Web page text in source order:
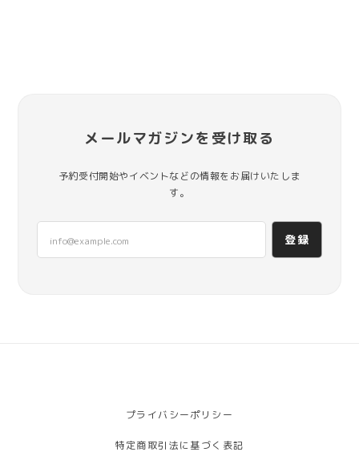
メールマガジンを受け取る
予約受付開始やイベントなどの情報をお届けいたしま
す。
登録
プライバシーポリシー
特定商取引法に基づく表記